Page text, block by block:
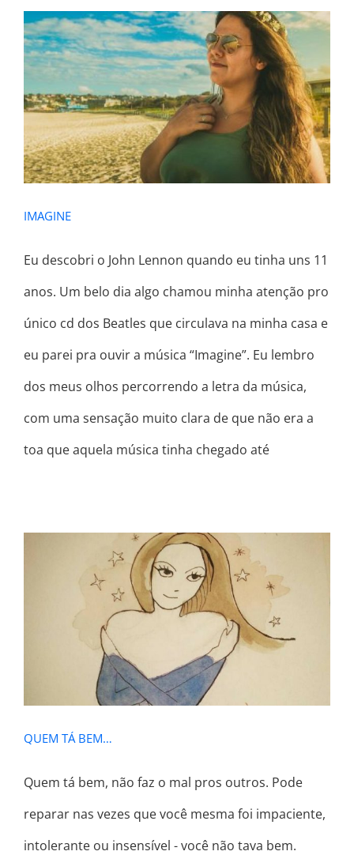
IMAGINE
IMAGINE
Eu descobri o John Lennon quando eu tinha uns 11
anos. Um belo dia algo chamou minha atenção pro
único cd dos Beatles que circulava na minha casa e
eu parei pra ouvir a música “Imagine”. Eu lembro
dos meus olhos percorrendo a letra da música,
com uma sensação muito clara de que não era a
toa que aquela música tinha chegado até
QUEM TÁ BEM…
QUEM TÁ BEM…
Quem tá bem, não faz o mal pros outros. Pode
reparar nas vezes que você mesma foi impaciente,
intolerante ou insensível - você não tava bem.